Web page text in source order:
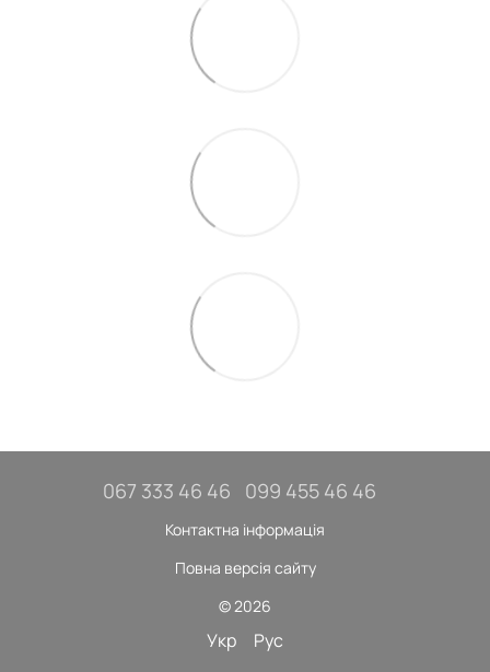
067 333 46 46 099 455 46 46
Контактна інформація
Повна версія сайту
© 2026
Укр Рус